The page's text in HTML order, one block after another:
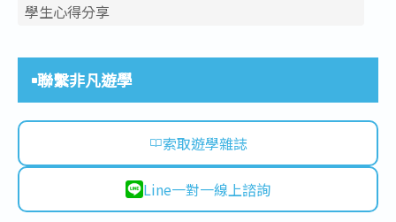
學生心得分享
聯繫非凡遊學
索取遊學雜誌
Line一對一線上諮詢